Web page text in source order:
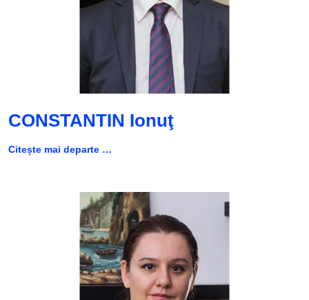
CONSTANTIN Ionuţ
Citește mai departe …